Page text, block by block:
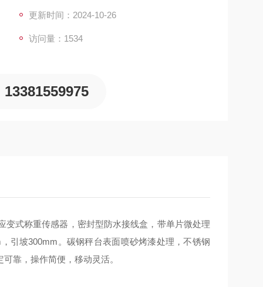
更新时间：2024-10-26
访问量：1534
13381559975
变式称重传感器，密封型防水接线盒，带单片微处理
引坡300mm。碳钢秤台表面喷砂烤漆处理，不锈钢
靠，操作简便，移动灵活。